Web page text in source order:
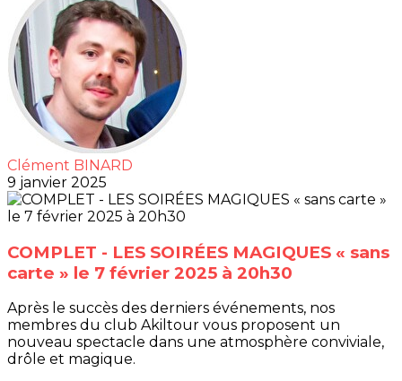
Clément BINARD
9 janvier 2025
COMPLET - LES SOIRÉES MAGIQUES « sans
carte » le 7 février 2025 à 20h30
Après le succès des derniers événements, nos
membres du club Akiltour vous proposent un
nouveau spectacle dans une atmosphère conviviale,
drôle et magique.